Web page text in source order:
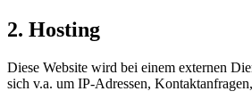
2. Hosting
Diese Website wird bei einem externen
sich v.a. um IP-Adressen,